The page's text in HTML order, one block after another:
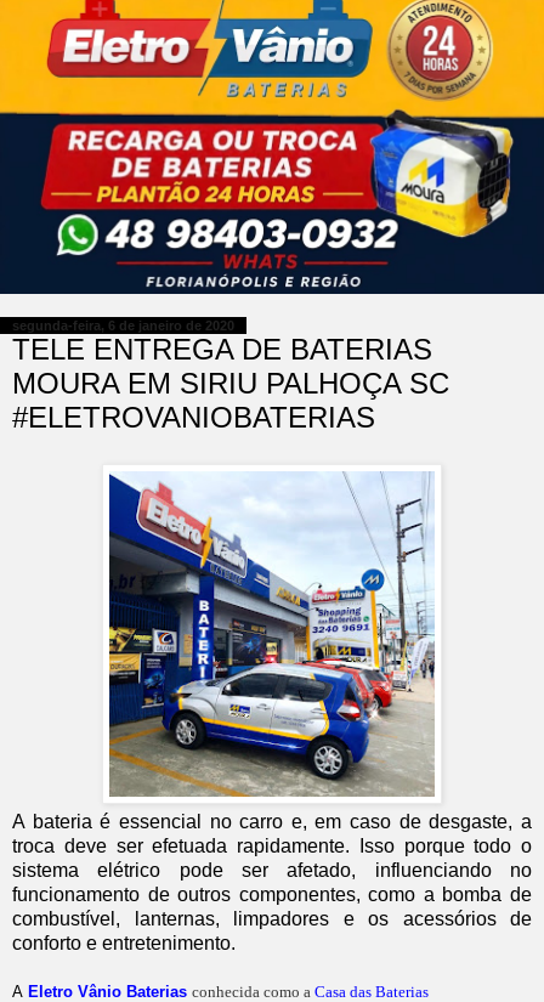
segunda-feira, 6 de janeiro de 2020
TELE ENTREGA DE BATERIAS
MOURA EM SIRIU PALHOÇA SC
#ELETROVANIOBATERIAS
A bateria é essencial no carro e, em caso de desgaste, a
troca deve ser efetuada rapidamente. Isso porque todo o
sistema elétrico pode ser afetado, influenciando no
funcionamento de outros componentes, como a bomba de
combustível, lanternas, limpadores e os acessórios de
conforto e entretenimento.
A Eletro Vânio Baterias conhecida como a Casa das Baterias